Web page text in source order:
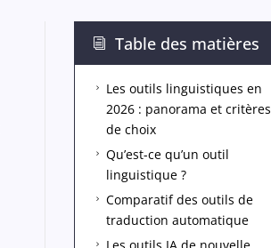
i Table des matières
5
Les outils linguistiques en
2026 : panorama et critères
de choix
5
Qu’est-ce qu’un outil
linguistique ?
5
Comparatif des outils de
traduction automatique
5